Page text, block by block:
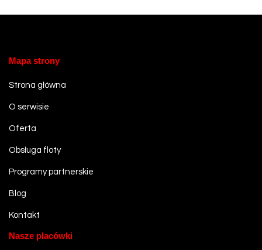
Mapa strony
Strona główna
O serwisie
Oferta
Obsługa floty
Programy partnerskie
Blog
Kontakt
Nasze placówki